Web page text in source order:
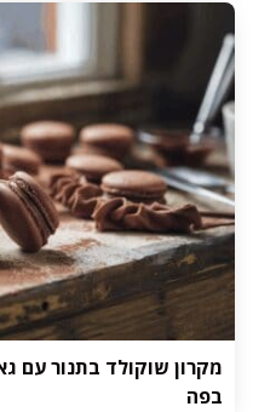
מקרון שוקולד בתנור עם
בפה